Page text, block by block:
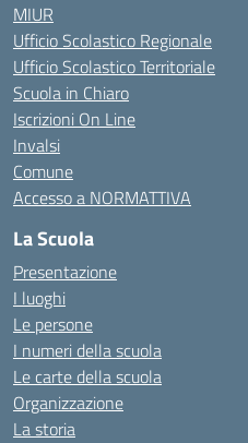
MIUR
Ufficio Scolastico Regionale
Ufficio Scolastico Territoriale
Scuola in Chiaro
Iscrizioni On Line
Invalsi
Comune
Accesso a NORMATTIVA
La Scuola
Presentazione
I luoghi
Le persone
I numeri della scuola
Le carte della scuola
Organizzazione
La storia